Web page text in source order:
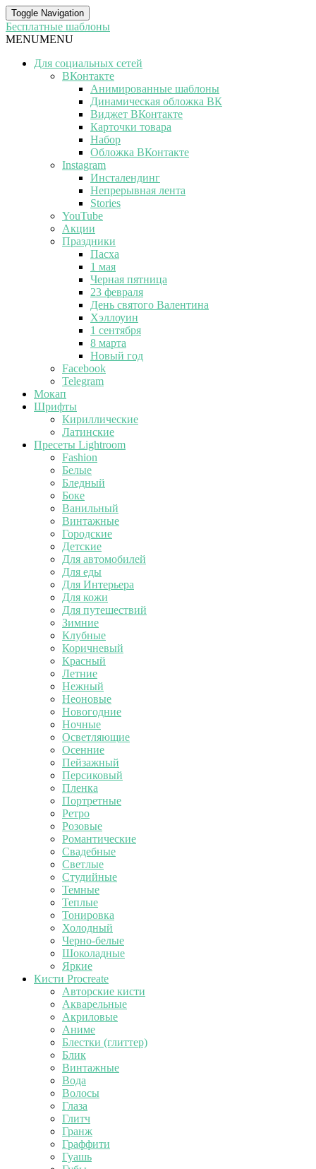
Toggle Navigation
Бесплатные шаблоны
MENUMENU
Для социальных сетей
ВКонтакте
Анимированные шаблоны
Динамическая обложка ВК
Виджет ВКонтакте
Карточки товара
Набор
Обложка ВКонтакте
Instagram
Инсталендинг
Непрерывная лента
Stories
YouTube
Акции
Праздники
Пасха
1 мая
Черная пятница
23 февраля
День святого Валентина
Хэллоуин
1 сентября
8 марта
Новый год
Facebook
Telegram
Мокап
Шрифты
Кириллические
Латинские
Пресеты Lightroom
Fashion
Белые
Бледный
Боке
Ванильный
Винтажные
Городские
Детские
Для автомобилей
Для еды
Для Интерьера
Для кожи
Для путешествий
Зимние
Клубные
Коричневый
Красный
Летние
Нежный
Неоновые
Новогодние
Ночные
Осветляющие
Осенние
Пейзажный
Персиковый
Пленка
Портретные
Ретро
Розовые
Романтические
Свадебные
Светлые
Студийные
Темные
Теплые
Тонировка
Холодный
Черно-белые
Шоколадные
Яркие
Кисти Procreate
Авторские кисти
Акварельные
Акриловые
Аниме
Блестки (глиттер)
Блик
Винтажные
Вода
Волосы
Глаза
Глитч
Гранж
Граффити
Гуашь